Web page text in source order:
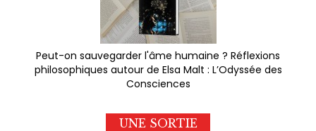
Peut-on sauvegarder l'âme humaine ? Réflexions
philosophiques autour de Elsa Malt : L’Odyssée des
Consciences
UNE SORTIE